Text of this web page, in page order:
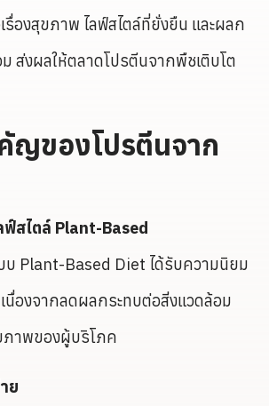
รื่องสุขภาพ ไลฟ์สไตล์ที่ยั่งยืน และผลก
ส่งผลให้ตลาดโปรตีนจากพืชเติบโต
ญของโปรตีนจาก
ฟ์สไตล์ Plant-Based
บ Plant-Based Diet ได้รับความนิยม
นื่องจากลดผลกระทบต่อสิ่งแวดล้อม
าพของผู้บริโภค
ย